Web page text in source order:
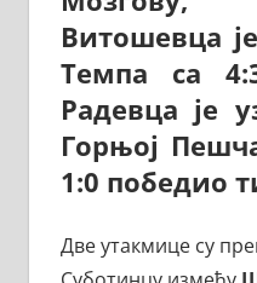
Витошевца
Темпа са
Радевца је
Горњој
1:0 победио
Две утакмице су